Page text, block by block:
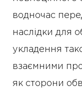
водночас
наслідки для
укладення
взаємними
як сторони